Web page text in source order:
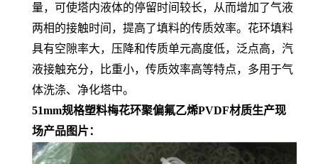
量，可使塔内液体的停留时间较长，从而增加了气液
两相的接触时间，提高了填料的传质效率。花环填料
具有空隙率大，压降和传质单元高度低，泛点高，汽
液接触充分，比重小，传质效率高等特点，多用于气
体洗涤、净化塔中。
51mm规格塑料梅花环聚偏氟乙烯PVDF材质生产现
场产品图片：